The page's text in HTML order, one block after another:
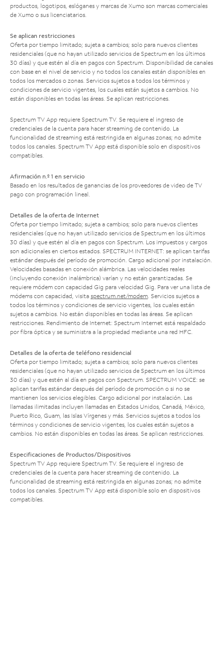
productos, logotipos, eslóganes y marcas de Xumo son marcas comerciales
de Xumo o sus licenciatarios.
Se aplican restricciones
Oferta por tiempo limitado; sujeta a cambios; solo para nuevos clientes
residenciales (que no hayan utilizado servicios de Spectrum en los últimos
30 días) y que estén al día en pagos con Spectrum. Disponibilidad de canales
con base en el nivel de servicio y no todos los canales están disponibles en
todos los mercados o zonas. Servicios sujetos a todos los términos y
condiciones de servicio vigentes, los cuales están sujetos a cambios. No
están disponibles en todas las áreas. Se aplican restricciones.
Spectrum TV App requiere Spectrum TV. Se requiere el ingreso de
credenciales de la cuenta para hacer streaming de contenido. La
funcionalidad de streaming está restringida en algunas zonas; no admite
todos los canales. Spectrum TV App está disponible solo en dispositivos
compatibles.
Afirmación n.º 1 en servicio
Basado en los resultados de ganancias de los proveedores de video de TV
pago con programación lineal.
Detalles de la oferta de Internet
Oferta por tiempo limitado; sujeta a cambios; solo para nuevos clientes
residenciales (que no hayan utilizado servicios de Spectrum en los últimos
30 días) y que estén al día en pagos con Spectrum. Los impuestos y cargos
son adicionales en ciertos estados. SPECTRUM INTERNET: se aplican tarifas
estándar después del período de promoción. Cargo adicional por instalación.
Velocidades basadas en conexión alámbrica. Las velocidades reales
(incluyendo conexión inalámbrica) varían y no están garantizadas. Se
requiere módem con capacidad Gig para velocidad Gig. Para ver una lista de
módems con capacidad, visita spectrum.net/modem. Servicios sujetos a
todos los términos y condiciones de servicio vigentes, los cuales están
sujetos a cambios. No están disponibles en todas las áreas. Se aplican
restricciones. Rendimiento de Internet: Spectrum Internet está respaldado
por fibra óptica y se suministra a la propiedad mediante una red HFC.
Detalles de la oferta de teléfono residencial
Oferta por tiempo limitado; sujeta a cambios; solo para nuevos clientes
residenciales (que no hayan utilizado servicios de Spectrum en los últimos
30 días) y que estén al día en pagos con Spectrum. SPECTRUM VOICE: se
aplican tarifas estándar después del período de promoción o si no se
mantienen los servicios elegibles. Cargo adicional por instalación. Las
llamadas ilimitadas incluyen llamadas en Estados Unidos, Canadá, México,
Puerto Rico, Guam, las Islas Vírgenes y más. Servicios sujetos a todos los
términos y condiciones de servicio vigentes, los cuales están sujetos a
cambios. No están disponibles en todas las áreas. Se aplican restricciones.
Especificaciones de Productos/Dispositivos
Spectrum TV App requiere Spectrum TV. Se requiere el ingreso de
credenciales de la cuenta para hacer streaming de contenido. La
funcionalidad de streaming está restringida en algunas zonas; no admite
todos los canales. Spectrum TV App está disponible solo en dispositivos
compatibles.